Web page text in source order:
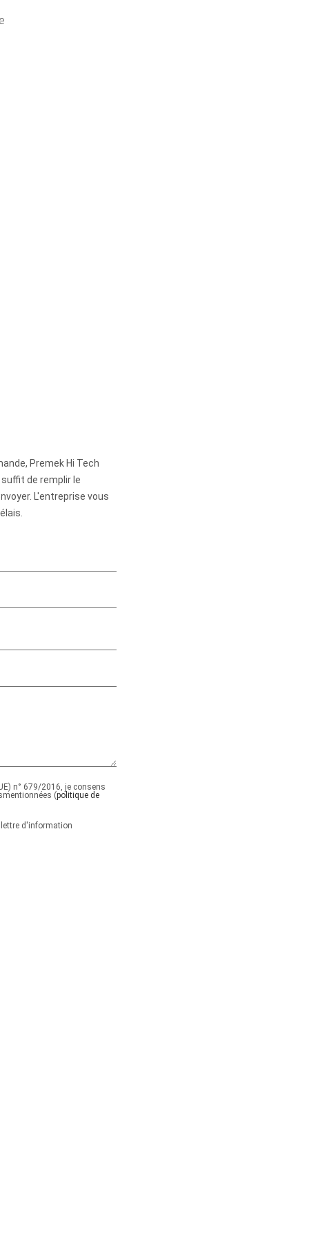
Premek Hi Tech
de remplir le
L'entreprise vous
n° 679/2016, je consens
(politique de
d'information